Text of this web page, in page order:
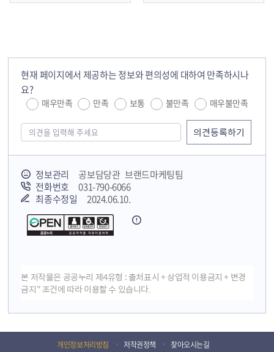
현재 페이지에서 제공하는 정보와 편의성에 대하여 만족하시나
요?
매우만족 만족 보통 불만족 매우불만족
정보관리
공보담당관 브랜드마케팅팀
전화번호
031-790-6066
최종수정일
2024.06.10.
본 저작물은 공공누리 제4유형 : 출처표시 + 상업적 이용금지 + 변경
금지" 조건에 따라 이용할 수 있습니다.
개인정보처리방침 저작권정책 찾아오시는길